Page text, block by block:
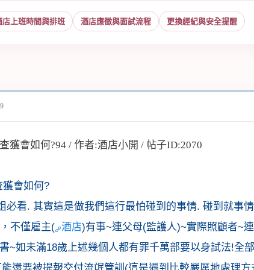
店上班時間與排班 酒店應徵與面試流程 更換經紀與安全提醒
獲會如何?
必看. 其實這是做我們這行最怕碰到的事情. 碰到就事
不僅雇主( 酒店)有事~連父母(監護人)~實際照顧者~
~如未滿18歲上述幾個人都有罪千萬部要以身試法!